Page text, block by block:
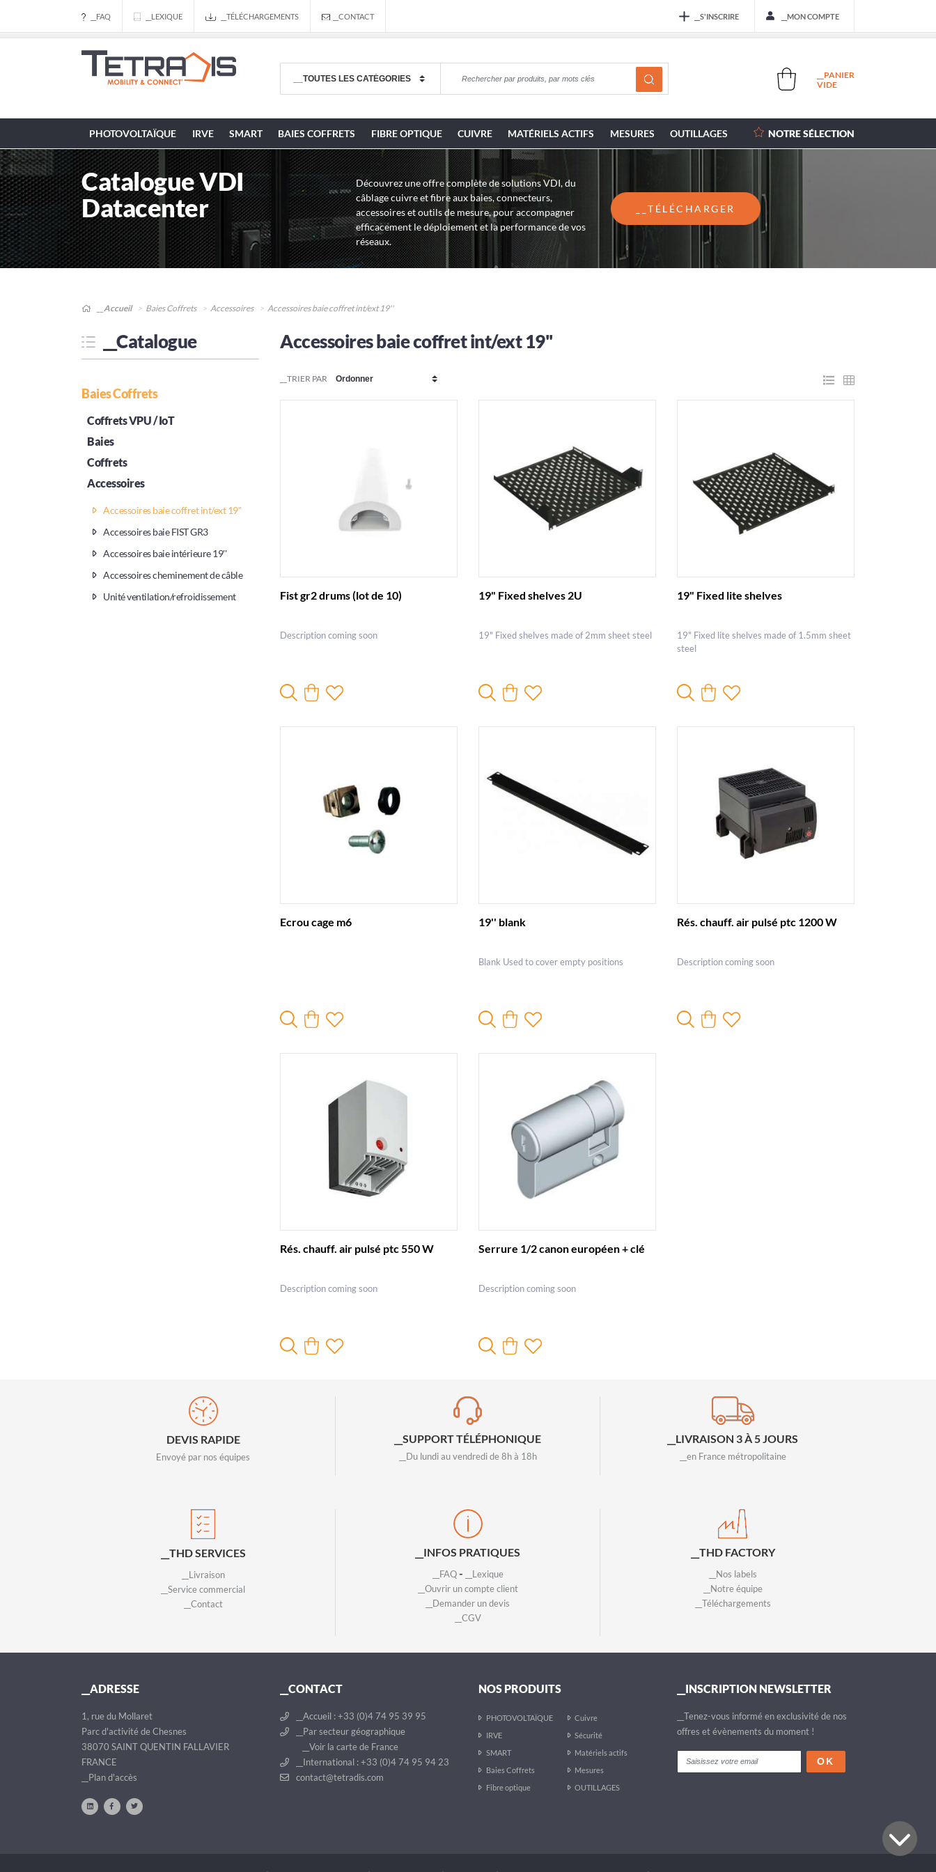
__FAQ __LEXIQUE __TÉLÉCHARGEMENTS __CONTACT __S'INSCRIRE __MON COMPTE
__PANIER
VIDE
PHOTOVOLTAÏQUE IRVE SMART BAIES COFFRETS FIBRE OPTIQUE CUIVRE MATÉRIELS ACTIFS MESURES OUTILLAGES NOTRE SÉLECTION
Catalogue VDI
Datacenter
Découvrez une offre complète de solutions VDI, du
câblage cuivre et fibre aux baies, connecteurs,
accessoires et outils de mesure, pour accompagner
efficacement le déploiement et la performance de vos
réseaux.
__TÉLÉCHARGER
__Accueil Baies Coffrets Accessoires Accessoires baie coffret int/ext 19''
__Catalogue
Baies Coffrets
Coffrets VPU / IoT
Baies
Coffrets
Accessoires
Accessoires baie coffret int/ext 19''
Accessoires baie FIST GR3
Accessoires baie intérieure 19''
Accessoires cheminement de câble
Unité ventilation/refroidissement
Accessoires baie coffret int/ext 19''
__TRIER PAR
Fist gr2 drums (lot de 10)
Description coming soon
19" Fixed shelves 2U
19" Fixed shelves made of 2mm sheet steel
19" Fixed lite shelves
19" Fixed lite shelves made of 1.5mm sheet
steel
Ecrou cage m6 19'' blank
Blank Used to cover empty positions
Rés. chauff. air pulsé ptc 1200 W
Description coming soon
Rés. chauff. air pulsé ptc 550 W
Description coming soon
Serrure 1/2 canon européen + clé
Description coming soon
DEVIS RAPIDE
Envoyé par nos équipes
__SUPPORT TÉLÉPHONIQUE
__Du lundi au vendredi de 8h à 18h
__LIVRAISON 3 À 5 JOURS
__en France métropolitaine
__THD SERVICES
__Livraison
__Service commercial
__Contact
__INFOS PRATIQUES
__FAQ-
__Lexique
__Ouvrir un compte client
__Demander un devis
__CGV
__THD FACTORY
__Nos labels
__Notre équipe
__Téléchargements
__ADRESSE
1, rue du Mollaret
Parc d'activité de Chesnes
38070 SAINT QUENTIN FALLAVIER
FRANCE
__Plan d'accès
__CONTACT
__Accueil : +33 (0)4 74 95 39 95
__Par secteur géographique
__Voir la carte de France
__International : +33 (0)4 74 95 94 23
contact@tetradis.com
NOS PRODUITS
PHOTOVOLTAÏQUE
IRVE
SMART
Baies Coffrets
Fibre optique
Cuivre
Sécurité
Matériels actifs
Mesures
OUTILLAGES
__INSCRIPTION NEWSLETTER
__Tenez-vous informé en exclusivité de nos
offres et évènements du moment !